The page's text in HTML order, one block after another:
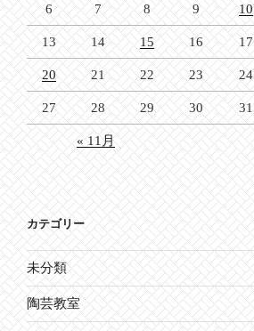
6 7 8 9 10
13 14 15 16 17
20 21 22 23 24
27 28 29 30 31
« 11月
カテゴリー
未分類
陶芸教室